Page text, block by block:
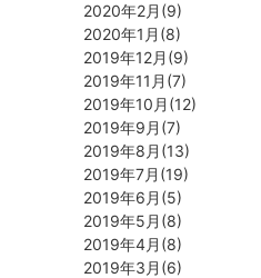
2020年2月(9)
2020年1月(8)
2019年12月(9)
2019年11月(7)
2019年10月(12)
2019年9月(7)
2019年8月(13)
2019年7月(19)
2019年6月(5)
2019年5月(8)
2019年4月(8)
2019年3月(6)